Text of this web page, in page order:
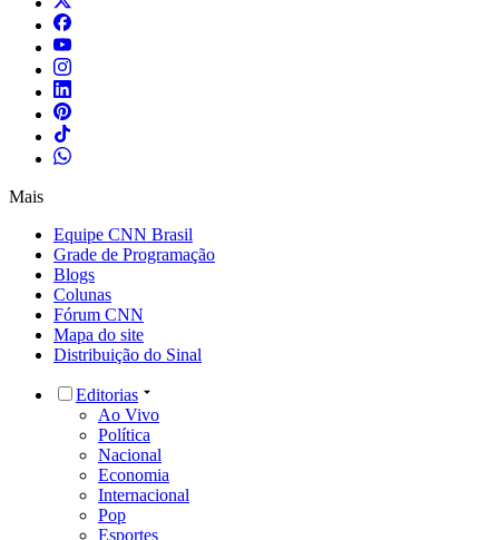
Mais
Equipe CNN Brasil
Grade de Programação
Blogs
Colunas
Fórum CNN
Mapa do site
Distribuição do Sinal
Editorias
Ao Vivo
Política
Nacional
Economia
Internacional
Pop
Esportes